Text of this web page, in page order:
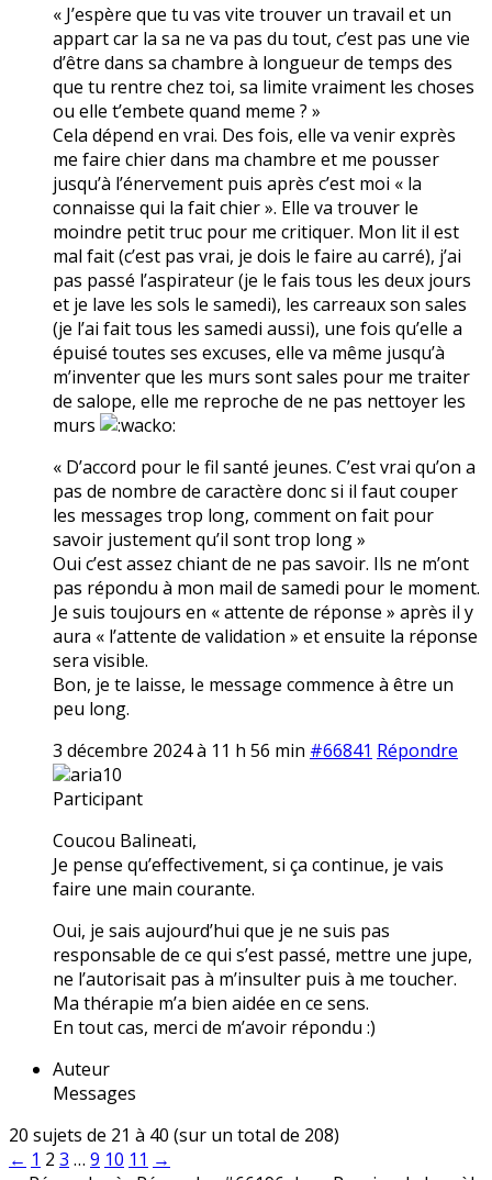
« J’espère que tu vas vite trouver un travail et un
appart car la sa ne va pas du tout, c’est pas une vie
d’être dans sa chambre à longueur de temps des
que tu rentre chez toi, sa limite vraiment les choses
ou elle t’embete quand meme ? »
Cela dépend en vrai. Des fois, elle va venir exprès
me faire chier dans ma chambre et me pousser
jusqu’à l’énervement puis après c’est moi « la
connaisse qui la fait chier ». Elle va trouver le
moindre petit truc pour me critiquer. Mon lit il est
mal fait (c’est pas vrai, je dois le faire au carré), j’ai
pas passé l’aspirateur (je le fais tous les deux jours
et je lave les sols le samedi), les carreaux son sales
(je l’ai fait tous les samedi aussi), une fois qu’elle a
épuisé toutes ses excuses, elle va même jusqu’à
m’inventer que les murs sont sales pour me traiter
de salope, elle me reproche de ne pas nettoyer les
murs
« D’accord pour le fil santé jeunes. C’est vrai qu’on a
pas de nombre de caractère donc si il faut couper
les messages trop long, comment on fait pour
savoir justement qu’il sont trop long »
Oui c’est assez chiant de ne pas savoir. Ils ne m’ont
pas répondu à mon mail de samedi pour le moment.
Je suis toujours en « attente de réponse » après il y
aura « l’attente de validation » et ensuite la réponse
sera visible.
Bon, je te laisse, le message commence à être un
peu long.
3 décembre 2024 à 11 h 56 min #66841 Répondre
aria10
Participant
Coucou Balineati,
Je pense qu’effectivement, si ça continue, je vais
faire une main courante.
Oui, je sais aujourd’hui que je ne suis pas
responsable de ce qui s’est passé, mettre une jupe,
ne l’autorisait pas à m’insulter puis à me toucher.
Ma thérapie m’a bien aidée en ce sens.
En tout cas, merci de m’avoir répondu :)
Auteur
Messages
20 sujets de 21 à 40 (sur un total de 208)
← 1 2 3 … 9 10 11 →